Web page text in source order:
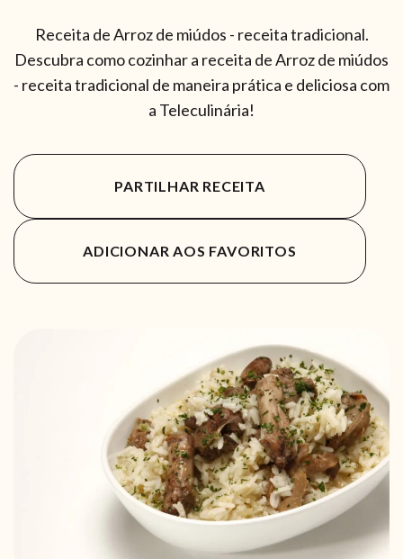
Receita de Arroz de miúdos - receita tradicional.
Descubra como cozinhar a receita de Arroz de miúdos
- receita tradicional de maneira prática e deliciosa com
a Teleculinária!
PARTILHAR RECEITA
ADICIONAR AOS FAVORITOS